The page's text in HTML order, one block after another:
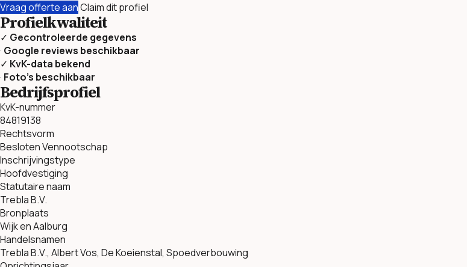
Vraag offerte aanClaim dit profiel
Profielkwaliteit
✓ Gecontroleerde gegevens
· Google reviews beschikbaar
✓ KvK-data bekend
· Foto’s beschikbaar
Bedrijfsprofiel
KvK-nummer
84819138
Rechtsvorm
Besloten Vennootschap
Inschrijvingstype
Hoofdvestiging
Statutaire naam
Trebla B.V.
Bronplaats
Wijk en Aalburg
Handelsnamen
Trebla B.V., Albert Vos, De Koeienstal, Spoedverbouwing